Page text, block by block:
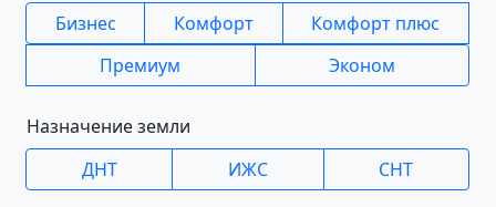
Бизнес
Комфорт
Комфорт плюс
Премиум
Эконом
Назначение земли
ДНТ
ИЖС СНТ